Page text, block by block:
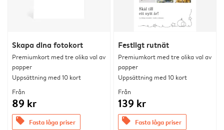
Skapa dina fotokort
Premiumkort med tre olika val av
papper
Uppsättning med 10 kort
Från
89 kr
offers Fasta låga priser
Festligt rutnät
Premiumkort med tre olika val av
papper
Uppsättning med 10 kort
Från
139 kr
offers Fasta låga priser